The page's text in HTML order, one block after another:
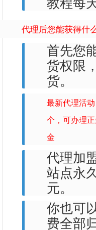
教程每
代理后您能获得什
首先您
货权限
货。
最新代理活
个，可办理
金
代理加
站点永
元。
你也可
费全部